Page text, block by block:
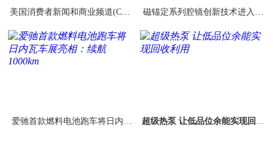
美国消费者新闻和商业频道(CNB
在太空进行一场太阳
磁锚定系列腔镜创新技术进入临
爱驰首款燃料电池跑车将日内瓦
超级热泵 让低品位余能实现回收